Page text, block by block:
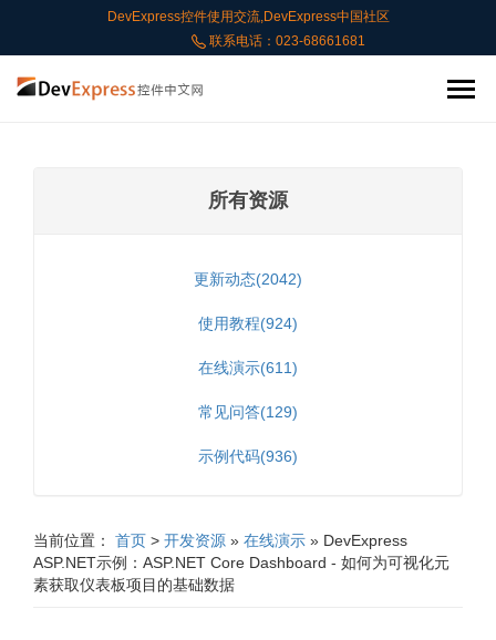
DevExpress控件使用交流,DevExpress中国社区
联系电话：023-68661681
所有资源
更新动态(2042)
使用教程(924)
在线演示(611)
常见问答(129)
示例代码(936)
当前位置： 首页 > 开发资源 » 在线演示 » DevExpress
ASP.NET示例：ASP.NET Core Dashboard - 如何为可视化元
素获取仪表板项目的基础数据